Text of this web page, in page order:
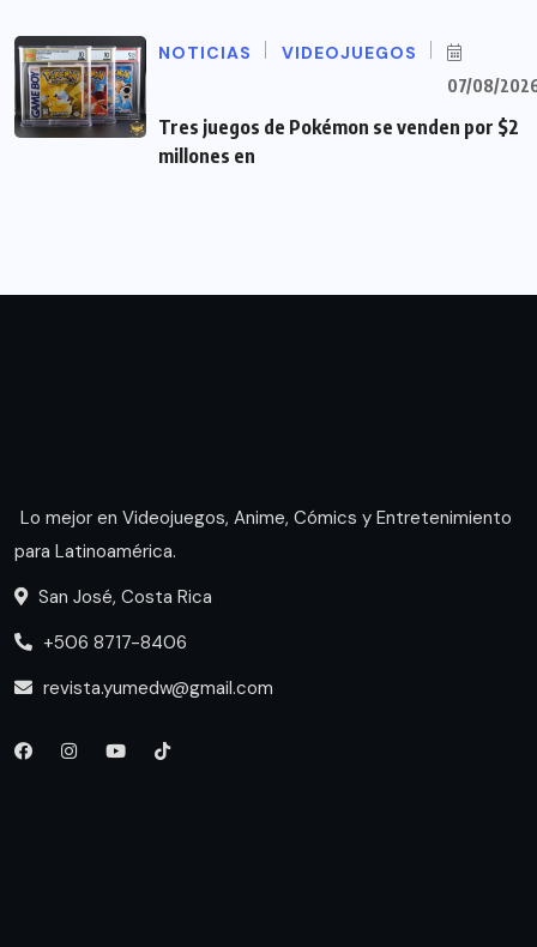
NOTICIAS VIDEOJUEGOS
07/08/
Tres juegos de Pokémon se venden por $2
millones en
Lo mejor en Videojuegos, Anime, Cómics y Entretenimiento
para Latinoamérica.
San José, Costa Rica
+506 8717-8406
revista.yumedw@gmail.com